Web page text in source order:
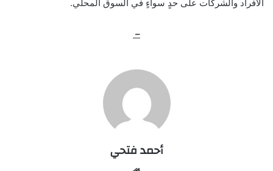
الأفراد والشركات على حدٍ سواءٍ في السوق المحلي.
–
أحمد فتحي